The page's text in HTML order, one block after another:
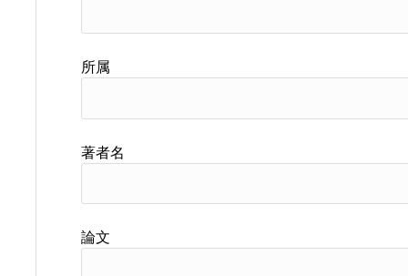
所属
著者名
論文